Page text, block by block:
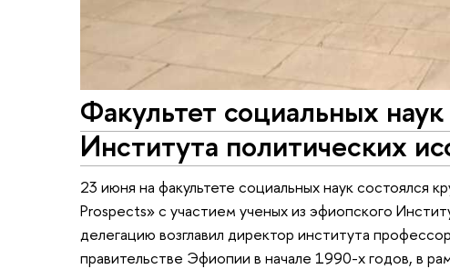
Факультет социальных
Института политических
23 июня на факультете социальных наук состоялся
Prospects» с участием ученых из эфиопского
делегацию возглавил директор института
правительстве Эфиопии в начале 1990-х годов, в